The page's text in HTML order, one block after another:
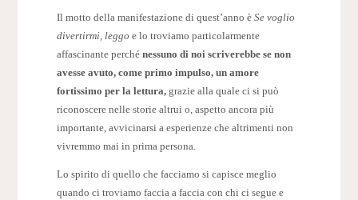
Il motto della manifestazione di quest’anno è Se voglio
divertirmi, leggo e lo troviamo particolarmente
affascinante perché nessuno di noi scriverebbe se non
avesse avuto, come primo impulso, un amore
fortissimo per la lettura,grazie alla quale ci si può
riconoscere nelle storie altrui o, aspetto ancora più
importante, avvicinarsi a esperienze che altrimenti non
vivremmo mai in prima persona.
Lo spirito di quello che facciamo si capisce meglio
quando ci troviamo faccia a faccia con chi ci segue e